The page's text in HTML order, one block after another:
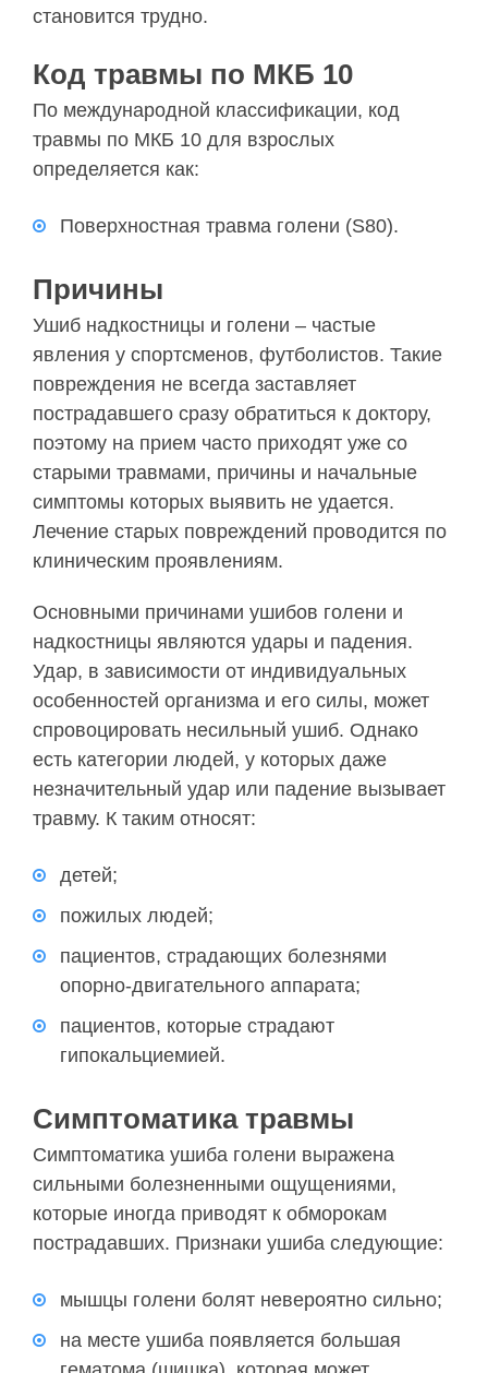
становится трудно.
Код травмы по МКБ 10
По международной классификации, код
травмы по МКБ 10 для взрослых
определяется как:
Поверхностная травма голени (S80).
Причины
Ушиб надкостницы и голени – частые
явления у спортсменов, футболистов. Такие
повреждения не всегда заставляет
пострадавшего сразу обратиться к доктору,
поэтому на прием часто приходят уже со
старыми травмами, причины и начальные
симптомы которых выявить не удается.
Лечение старых повреждений проводится по
клиническим проявлениям.
Основными причинами ушибов голени и
надкостницы являются удары и падения.
Удар, в зависимости от индивидуальных
особенностей организма и его силы, может
спровоцировать несильный ушиб. Однако
есть категории людей, у которых даже
незначительный удар или падение вызывает
травму. К таким относят:
детей;
пожилых людей;
пациентов, страдающих болезнями
опорно-двигательного аппарата;
пациентов, которые страдают
гипокальциемией.
Симптоматика травмы
Симптоматика ушиба голени выражена
сильными болезненными ощущениями,
которые иногда приводят к обморокам
пострадавших. Признаки ушиба следующие:
мышцы голени болят невероятно сильно;
на месте ушиба появляется большая